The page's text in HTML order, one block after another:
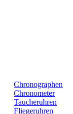
Chronographen
Chronometer
Taucheruhren
Fliegeruhren